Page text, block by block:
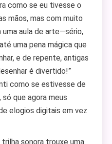
como se eu tivesse o
mãos, mas com muito
aula de arte—sério,
uma pena mágica que
e de repente, antigas
é divertido!”
como se estivesse de
que agora meus
elogios digitais em vez
sonora trouxe uma